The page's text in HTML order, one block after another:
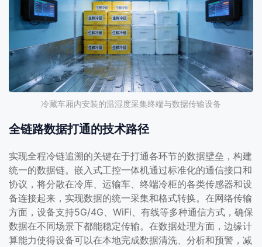
冷藏车厢内安装的温湿度采集终端与数据传输设备
全链路数据打通的技术路径
实现全程冷链追溯的关键在于打通各环节的数据壁垒，构建
统一的数据链。嵌入式工控一体机通过标准化的通信接口和
协议，将分散在冷库、运输车、终端冷柜的各类传感器和设
备连接起来，实现数据的统一采集和格式转换。在网络传输
方面，设备支持5G/4G、WiFi、有线等多种通信方式，确保
数据在不同场景下都能稳定传输。在数据处理方面，边缘计
算能力使得设备可以在本地完成数据清洗、分析和预警，减